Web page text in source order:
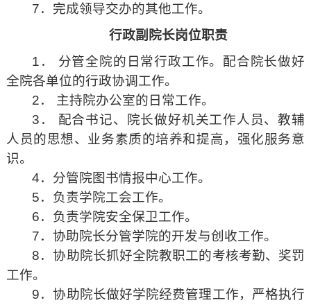
7．完成领导交办的其他工作。
行政副院长岗位职责
1． 分管全院的日常行政工作。配合院长做好
全院各单位的行政协调工作。
2． 主持院办公室的日常工作。
3． 配合书记、院长做好机关工作人员、教辅
人员的思想、业务素质的培养和提高，强化服务意
识。
4．分管院图书情报中心工作。
5．负责学院工会工作。
6．负责学院安全保卫工作。
7．协助院长分管学院的开发与创收工作。
8．协助院长抓好全院教职工的考核考勤、奖罚
工作。
9．协助院长做好学院经费管理工作，严格执行